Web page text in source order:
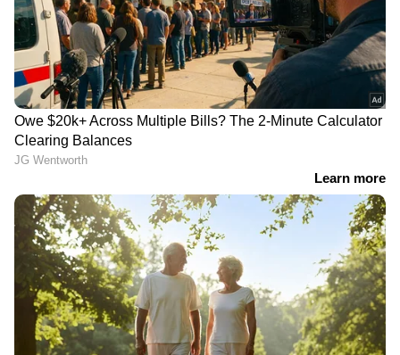
മുതലപ്പൊഴിയിൽ കാണാതായ
മത്സ്യ തൊഴിലാളികൾക്കായുള്ള
സ്കൂബാ സംഘത്തിൻ്റെ തെരച്ചിൽ
അവസാനിപ്പിച്ച് കോസ്റ്
രാജേഷിന്റെ മൃതദേഹത്തോട്
അനാദരവ്; പയ്യന്നൂര്‍